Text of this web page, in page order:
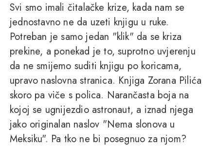
Svi smo imali čitalačke krize, kada nam se
jednostavno ne da uzeti knjigu u ruke.
Potreban je samo jedan "klik" da se kriza
prekine, a ponekad je to, suprotno uvjerenju
da ne smijemo suditi knjigu po koricama,
upravo naslovna stranica. Knjiga Zorana Pilića
skoro pa viče s polica. Narančasta boja na
kojoj se ugnijezdio astronaut, a iznad njega
jako originalan naslov "Nema slonova u
Meksiku". Pa tko ne bi posegnuo za njom?